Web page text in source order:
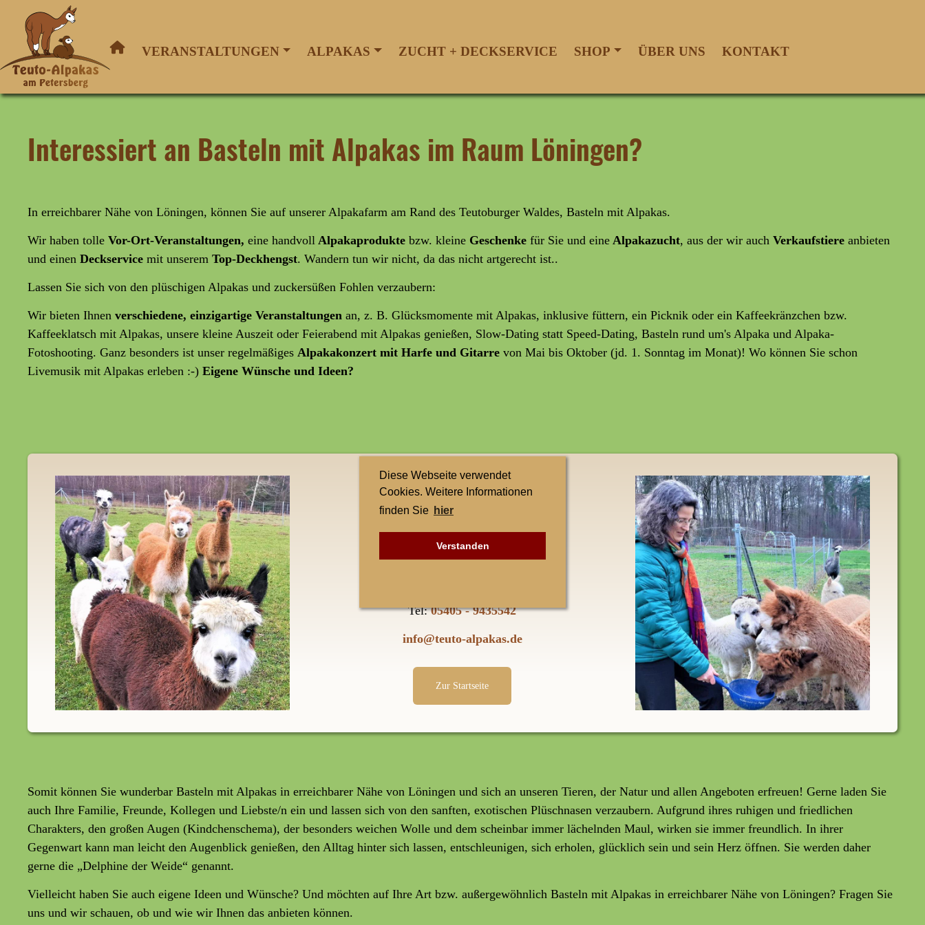
Diese Webseite verwendet
Cookies. Weitere Informationen
finden Sie hier
Verstanden
VERANSTALTUNGEN ALPAKAS ZUCHT + DECKSERVICE SHOP ÜBER UNS KONTAKT
Interessiert an Basteln mit Alpakas im Raum Löningen?
In erreichbarer Nähe von Löningen, können Sie auf unserer Alpakafarm am Rand des Teutoburger Waldes, Basteln mit Alpakas.
Wir haben tolle Vor-Ort-Veranstaltungen, eine handvoll Alpakaprodukte bzw. kleine Geschenke für Sie und eine Alpakazucht, aus der wir auch Verkaufstiere anbieten
und einen Deckservice mit unserem Top-Deckhengst. Wandern tun wir nicht, da das nicht artgerecht ist..
Lassen Sie sich von den plüschigen Alpakas und zuckersüßen Fohlen verzaubern:
Wir bieten Ihnen verschiedene, einzigartige Veranstaltungen an, z. B. Glücksmomente mit Alpakas, inklusive füttern, ein Picknik oder ein Kaffeekränzchen bzw.
Kaffeeklatsch mit Alpakas, unsere kleine Auszeit oder Feierabend mit Alpakas genießen, Slow-Dating statt Speed-Dating, Basteln rund um's Alpaka und Alpaka-
Fotoshooting. Ganz besonders ist unser regelmäßiges Alpakakonzert mit Harfe und Gitarre von Mai bis Oktober (jd. 1. Sonntag im Monat)! Wo können Sie schon
Livemusik mit Alpakas erleben :-) Eigene Wünsche und Ideen?
Kontakt
Elke Singh
Petersberg 1
Tel:05405 - 9435542
info@teuto-alpakas.de
Zur Startseite
Somit können Sie wunderbar Basteln mit Alpakas in erreichbarer Nähe von Löningen und sich an unseren Tieren, der Natur und allen Angeboten erfreuen! Gerne laden Sie
auch Ihre Familie, Freunde, Kollegen und Liebste/n ein und lassen sich von den sanften, exotischen Plüschnasen verzaubern. Aufgrund ihres ruhigen und friedlichen
Charakters, den großen Augen (Kindchenschema), der besonders weichen Wolle und dem scheinbar immer lächelnden Maul, wirken sie immer freundlich. In ihrer
Gegenwart kann man leicht den Augenblick genießen, den Alltag hinter sich lassen, entschleunigen, sich erholen, glücklich sein und sein Herz öffnen. Sie werden daher
gerne die „Delphine der Weide“ genannt.
Vielleicht haben Sie auch eigene Ideen und Wünsche? Und möchten auf Ihre Art bzw. außergewöhnlich Basteln mit Alpakas in erreichbarer Nähe von Löningen? Fragen Sie
uns und wir schauen, ob und wie wir Ihnen das anbieten können.